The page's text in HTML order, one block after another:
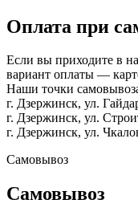
Оплата при
Если вы приходите в
вариант оплаты —
Наши точки
г. Дзержинск, ул.
г. Дзержинск, ул.
г. Дзержинск, ул.
Самовывоз
Самовывоз